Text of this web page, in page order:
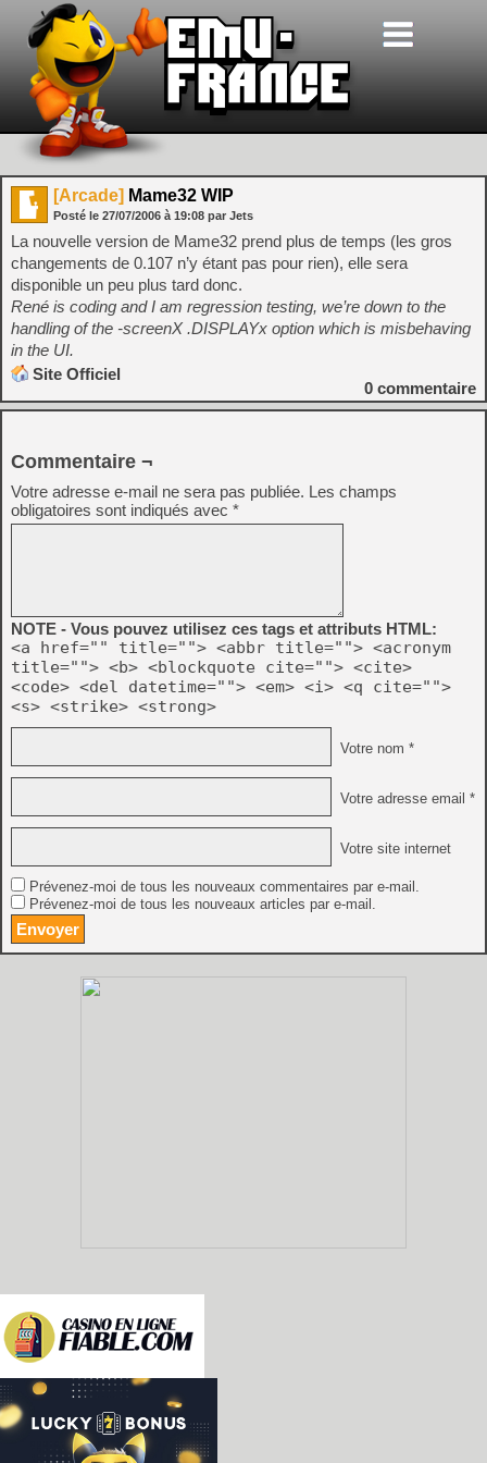
[Arcade] Mame32 WIP
Posté le 27/07/2006 à 19:08 par Jets
La nouvelle version de Mame32 prend plus de temps (les gros
changements de 0.107 n’y étant pas pour rien), elle sera
disponible un peu plus tard donc.
René is coding and I am regression testing, we’re down to the
handling of the -screenX .DISPLAYx option which is misbehaving
in the UI.
Site Officiel
0 commentaire
Commentaire ¬
Votre adresse e-mail ne sera pas publiée. Les champs
obligatoires sont indiqués avec *
NOTE - Vous pouvez utilisez ces tags et attributs HTML:
<a href="" title=""> <abbr title=""> <acronym
title=""> <b> <blockquote cite=""> <cite>
<code> <del datetime=""> <em> <i> <q cite="">
<s> <strike> <strong>
Votre nom *
Votre adresse email *
Votre site internet
Prévenez-moi de tous les nouveaux commentaires par e-mail.
Prévenez-moi de tous les nouveaux articles par e-mail.